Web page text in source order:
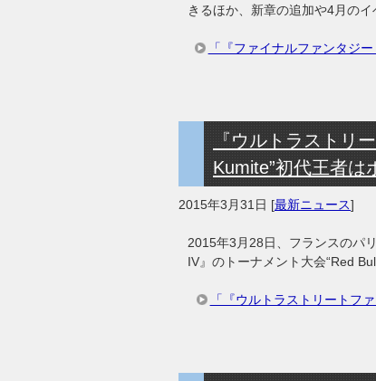
きるほか、新章の追加や4月の
「『ファイナルファンタジ
『ウルトラストリ
Kumite”初代王者は
2015年3月31日 [最新ニュース]
2015年3月28日、フランスのパ
IV』のトーナメント大会“Red
「『ウルトラストリートフ